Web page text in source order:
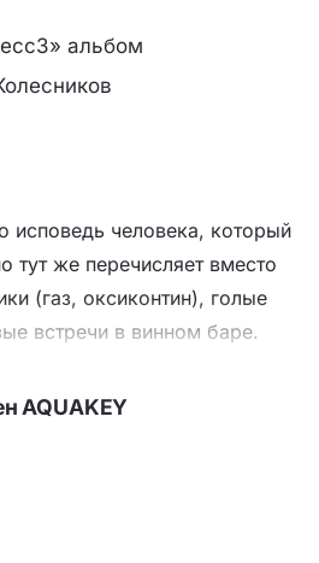
альбом
исповедь человека, который
тут же перечисляет вместо
(газ, оксиконтин), голые
встречи в винном баре.
разбивается о внутреннюю
приём — контрастное
и саморазрушения, а
AQUAKEY